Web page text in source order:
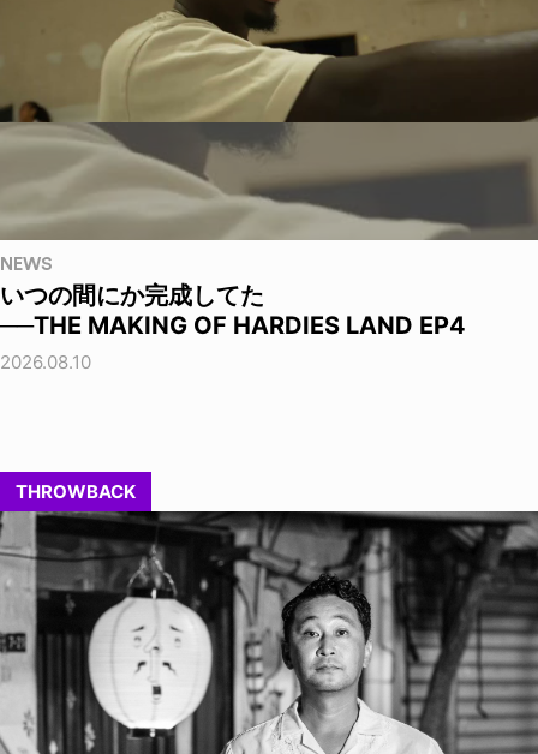
NEWS
いつの間にか完成してた
──THE MAKING OF HARDIES LAND EP4
2026.08.10
THROWBACK